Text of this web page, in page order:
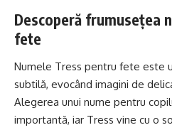
Descoperă frumusețea
fete
Numele Tress pentru fete este
subtilă, evocând imagini de
Alegerea unui nume pentru
importantă, iar Tress vine cu o